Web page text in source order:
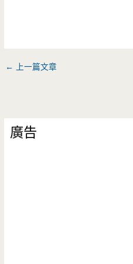
← 上一篇文章
廣告